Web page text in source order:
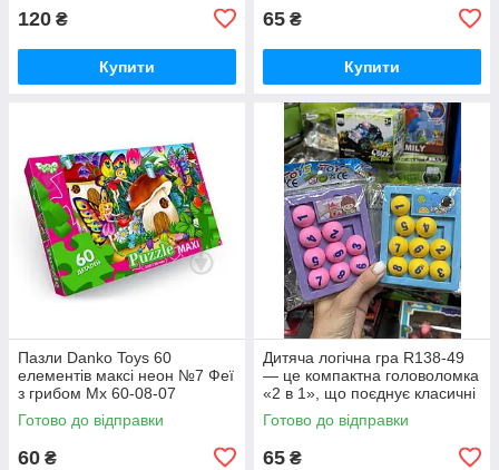
120 ₴
Купити
65 ₴
Купити
Пазли Danko Toys 60
елементів максі неон №7 Феї
з грибом Мх 60-08-07
Готово до відправки
60 ₴
Дитяча логічна гра R138-49
— це компактна головоломка
«2 в 1», що поєднує класичні
п'ятнашки та лабіринт.
Готово до відправки
65 ₴